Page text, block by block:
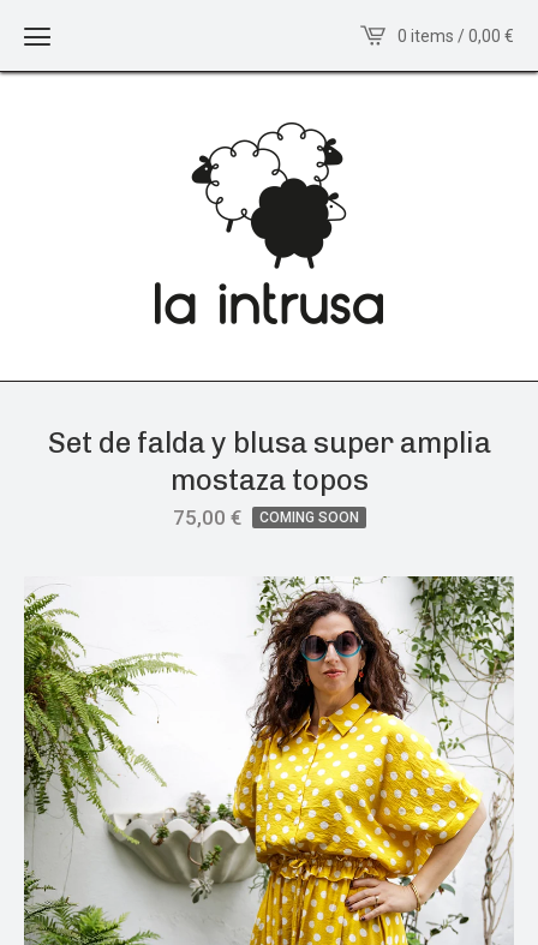
0 items / 0,00 €
Set de falda y blusa super amplia
mostaza topos
75,00 € COMING SOON